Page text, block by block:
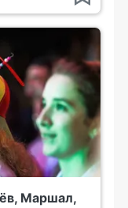
Маршал,